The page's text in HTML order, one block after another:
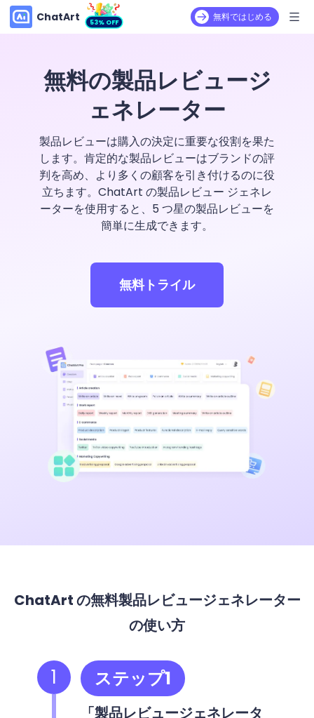
ChatArt 53% OFF 無料ではじめる
無料の製品レビュージ
ェネレーター
製品レビューは購入の決定に重要な役割を果た
します。肯定的な製品レビューはブランドの評
判を高め、より多くの顧客を引き付けるのに役
立ちます。ChatArt の製品レビュー ジェネレ
ーターを使用すると、5 つ星の製品レビューを
簡単に生成できます。
無料トライル
ChatArt の無料製品レビュージェネレーター
の使い方
1 ステップ1
「製品レビュージェネレータ